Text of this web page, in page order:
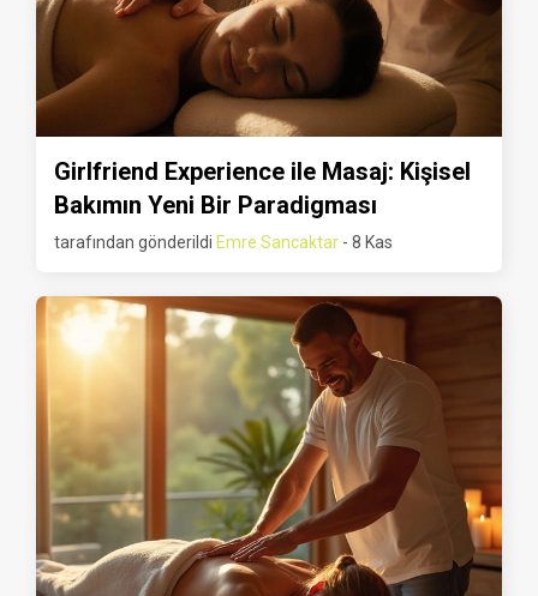
Girlfriend Experience ile Masaj: Kişisel
Bakımın Yeni Bir Paradigması
tarafından gönderildi Emre Sancaktar - 8 Kas